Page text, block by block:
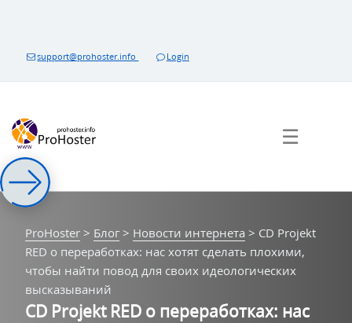
support@prohoster.info Login
☰
ProHoster > Блог > Новости интернета > CD Projekt
RED о переработках: нас хотят сделать плохими,
чтобы найти повод для своих идеологических
высказываний
CD Projekt RED о переработках: нас